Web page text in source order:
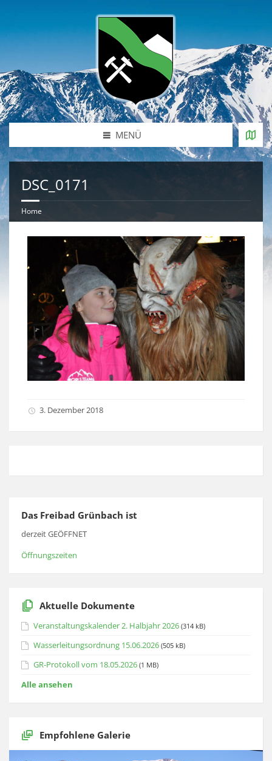
MENÜ
DSC_0171
Home
3. Dezember 2018
Das Freibad Grünbach ist
derzeit GEÖFFNET
Öffnungszeiten
Aktuelle Dokumente
Veranstaltungskalender 2. Halbjahr 2026 (314 kB)
Wasserleitungsordnung 15.06.2026 (505 kB)
GR-Protokoll vom 18.05.2026 (1 MB)
Alle ansehen
Empfohlene Galerie